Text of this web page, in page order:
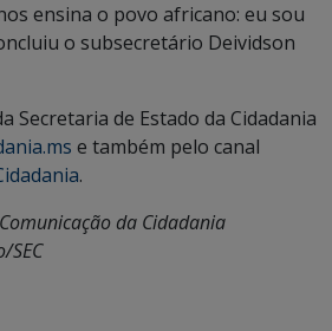
ensina o povo africano: eu sou
o subsecretário Deividson
Secretaria de Estado da Cidadania
e também pelo canal
.
da Cidadania
SEC